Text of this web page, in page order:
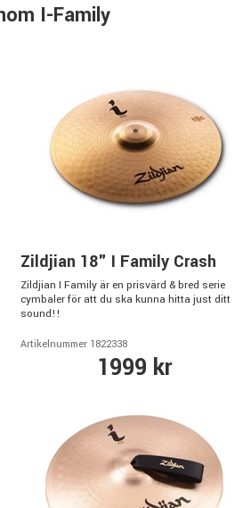
I-Family
Zildjian 18" I Family Crash
Zildjian I Family är en prisvärd & bred serie
cymbaler för att du ska kunna hitta just ditt
sound!!
Artikelnummer 1822338
1999 kr